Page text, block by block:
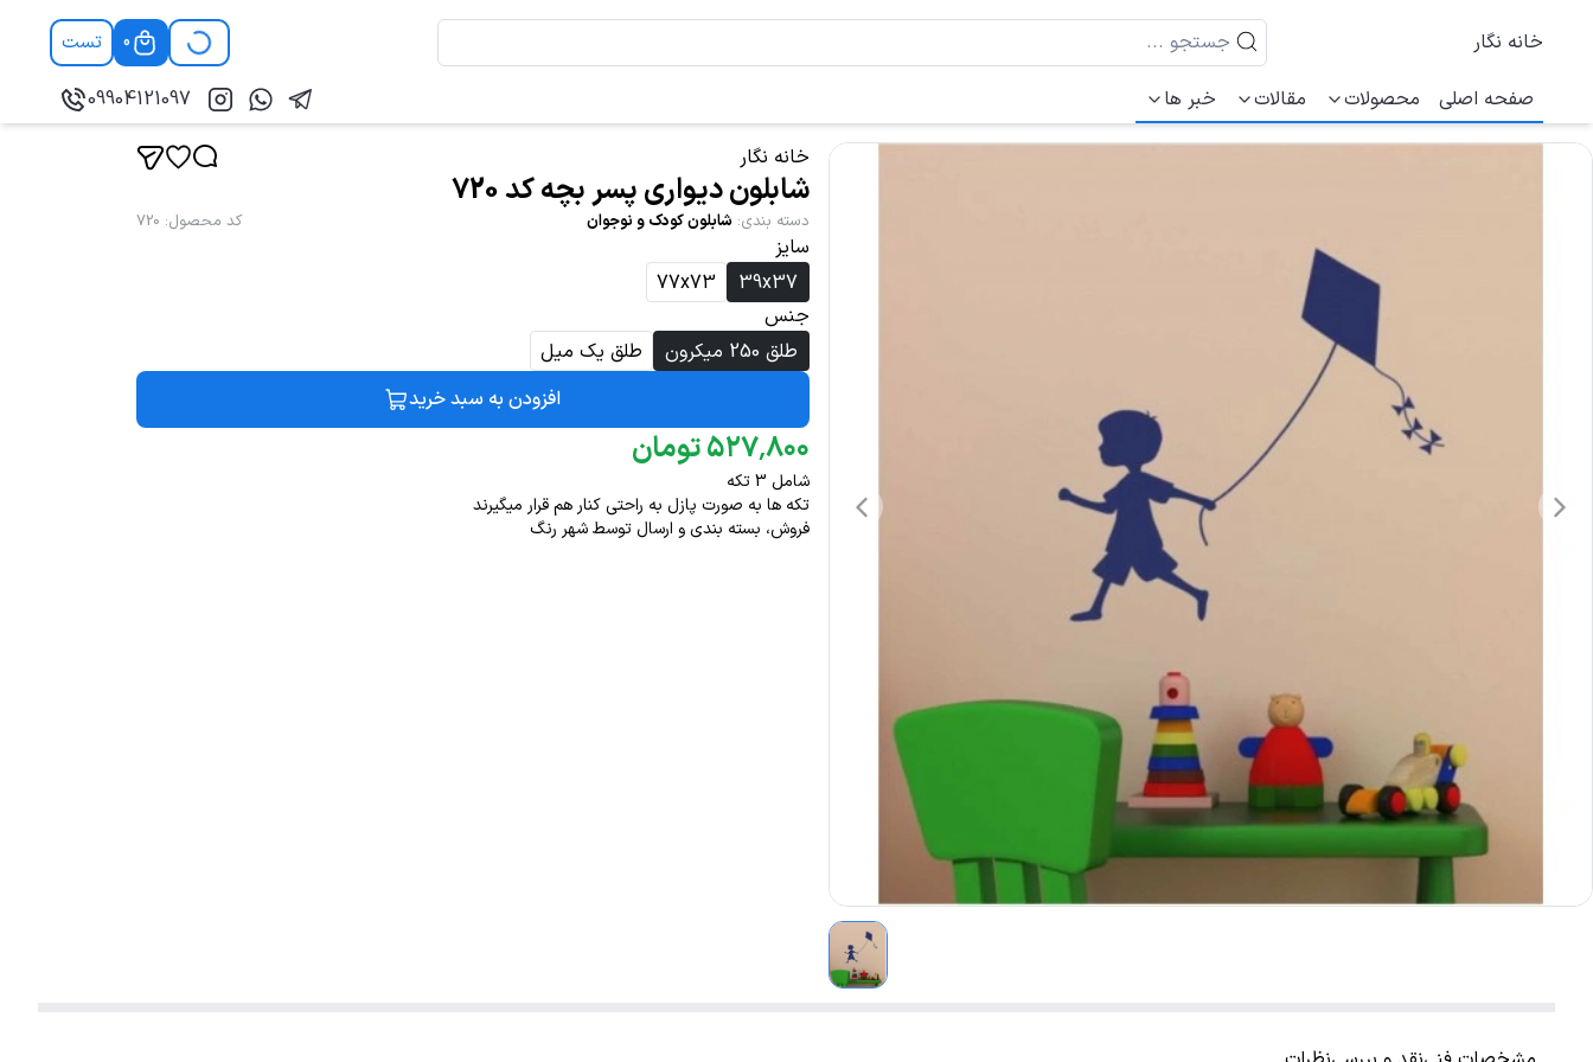
خانه نگار 0
تست
صفحه اصلی
محصولات مقالات خبر ها 09904121097
خانه نگار
شابلون دیواری پسر بچه کد 720
دسته بندی: شابلون کودک و نوجوان کد محصول:
720
سایز
39x37
77x73
جنس
طلق 250 میکرون
طلق یک میل
افزودن به سبد خرید
۵۲۷٬۸۰۰ تومان
شامل 3 تکه
تکه ها به صورت پازل به راحتی کنار هم قرار میگیرند
فروش، بسته بندی و ارسال توسط شهر رنگ